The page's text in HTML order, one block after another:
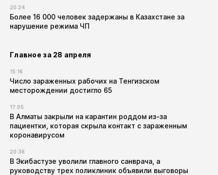
20:24
Более 16 000 человек задержаны в Казахстане за
нарушение режима ЧП
Главное за 28 апреля
15:16
Число зараженных рабочих на Тенгизском
месторождении достигло 65
17:05
В Алматы закрыли на карантин роддом из-за
пациентки, которая скрыла контакт с зараженным
коронавирусом
20:36
В Экибастузе уволили главного санврача, а
руководству трех поликлиник объявили выговоры